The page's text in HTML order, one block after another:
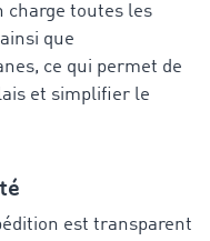
charge toutes les
que
ce qui permet de
et simplifier le
est transparent